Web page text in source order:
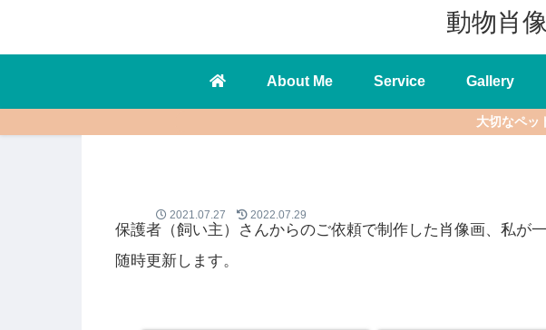
動物肖
About Me Service Gallery
大切なペッ
2021.07.27 2022.07.29
保護者（飼い主）さんからのご依頼で制作した肖像画、私が
随時更新します。